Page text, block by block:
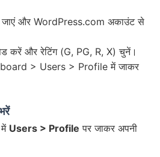
जाएं और WordPress.com अकाउंट से
करें और रेटिंग (G, PG, R, X) चुनें।
> Users > Profile में जाकर
Users > Profile पर जाकर अपनी